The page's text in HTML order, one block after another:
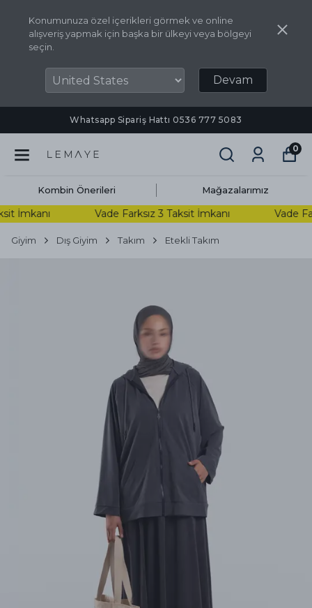
Konumunuza özel içerikleri görmek ve online
alışveriş yapmak için başka bir ülkeyi veya bölgeyi
seçin.
Devam
Whatsapp Sipariş Hattı ‪0536 777 5083‬
0
Kombin Önerileri Mağazalarımız
İmkanı Vade Farksız 3 Taksit İmkanı Vade
Giyim Dış Giyim Takım Etekli Takım